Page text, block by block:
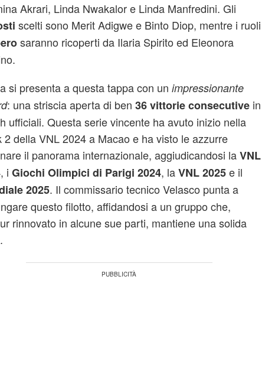
Akrari, Linda Nwakalor e Linda Manfredini. Gli
scelti sono Merit Adigwe e Binto Diop, mentre i ruoli
saranno ricoperti da Ilaria Spirito ed Eleonora
si presenta a questa tappa con un impressionante
: una striscia aperta di ben 36 vittorie consecutivein
ufficiali. Questa serie vincente ha avuto inizio nella
2 della VNL 2024 a Macao e ha visto le azzurre
il panorama internazionale, aggiudicandosi laVNL
, i Giochi Olimpici di Parigi 2024, laVNL 2025e il
2025. Il commissario tecnico Velasco punta a
questo filotto, affidandosi a un gruppo che,
rinnovato in alcune sue parti, mantiene una solida